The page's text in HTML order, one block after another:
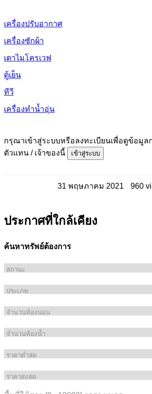
เครื่องปรับอากาศ
เครื่องซักผ้า
เตาไมโครเวฟ
ตู้เย็น
ทีวี
เครื่องทำน้ำอุ่น
กรุณาเข้าสู่ระบบหรือลงทะเบียนเพื่อดูข้อมูล
ตัวแทน / เจ้าของนี้
เข้าสู่ระบบ
31 พฤษภาคม 2021 960
ประกาศที่ใกล้เคียง
ค้นหาทรัพย์ต้องการ